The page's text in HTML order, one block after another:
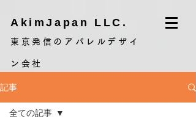
AkimJapan LLC.
東京発信のアパレルデザイ
ン会社
記事
全ての記事